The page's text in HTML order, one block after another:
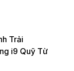
Trải
i9 Quỹ Từ